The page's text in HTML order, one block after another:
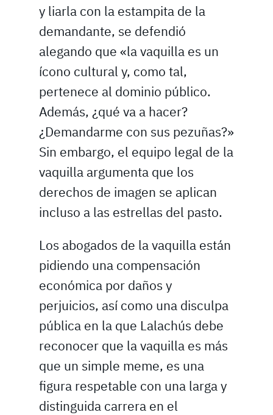
y liarla con la estampita de la
demandante, se defendió
alegando que «la vaquilla es un
ícono cultural y, como tal,
pertenece al dominio público.
Además, ¿qué va a hacer?
¿Demandarme con sus pezuñas?»
Sin embargo, el equipo legal de la
vaquilla argumenta que los
derechos de imagen se aplican
incluso a las estrellas del pasto.
Los abogados de la vaquilla están
pidiendo una compensación
económica por daños y
perjuicios, así como una disculpa
pública en la que Lalachús debe
reconocer que la vaquilla es más
que un simple meme, es una
figura respetable con una larga y
distinguida carrera en el